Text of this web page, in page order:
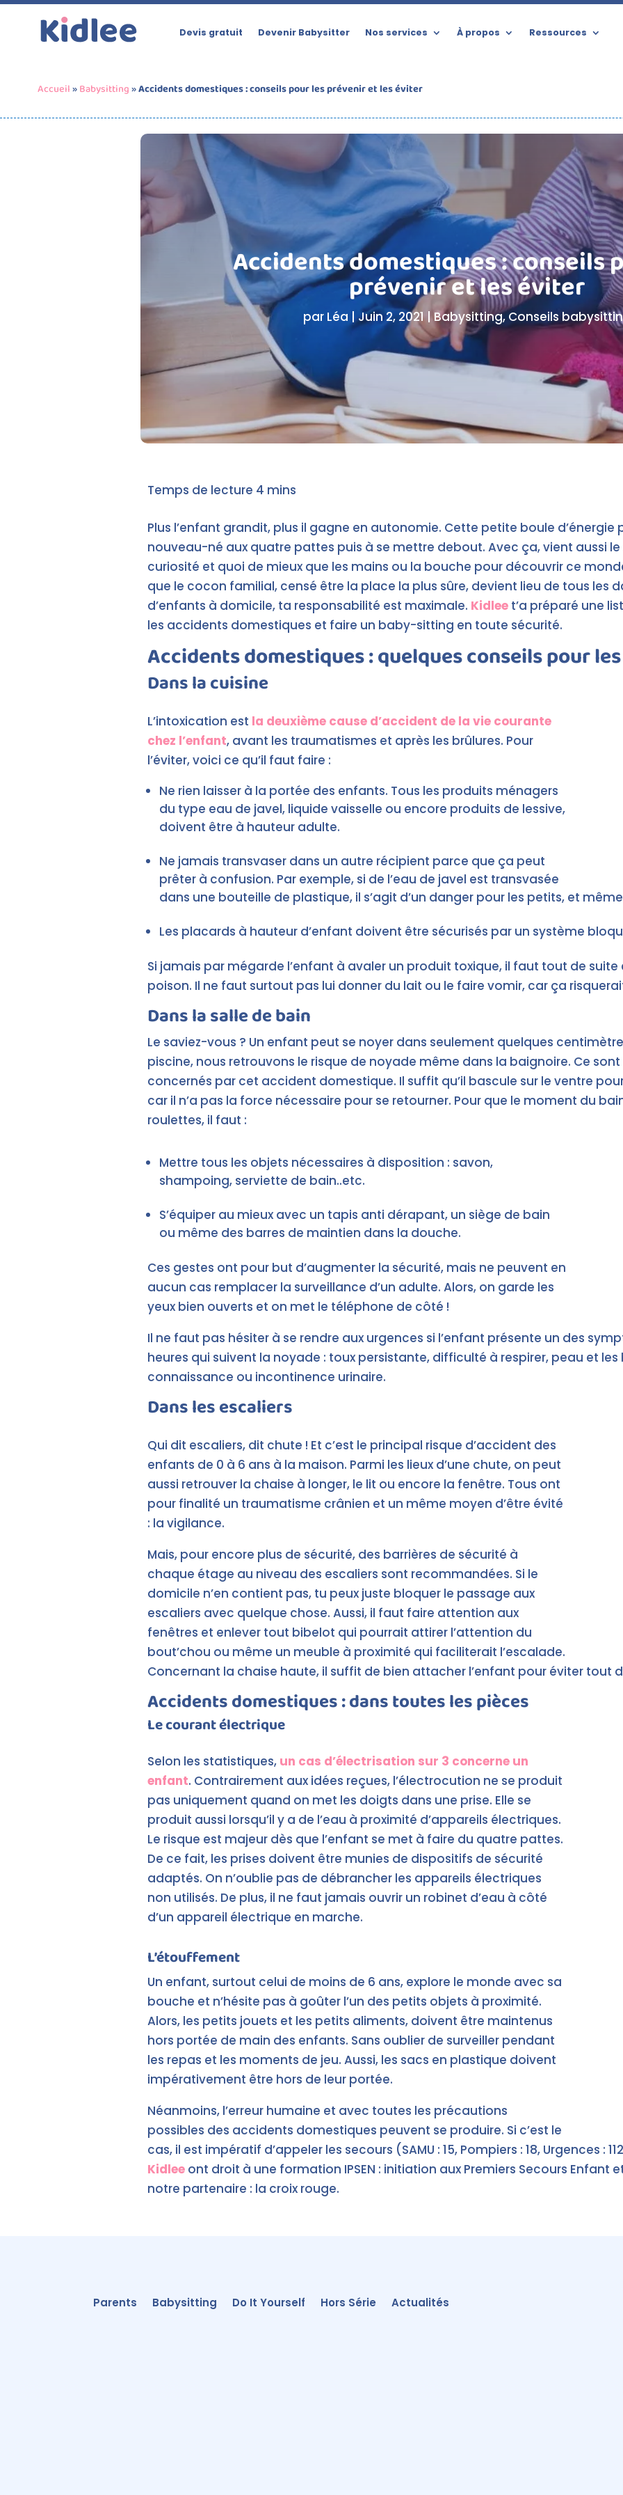
Devis gratuit Devenir Babysitter Nos services À propos Ressources
Accueil»Babysitting»Accidents domestiques : conseils pour les prévenir et les éviter
Accidents domestiques : conseils
prévenir et les éviter
par Léa |Juin 2, 2021|Babysitting,Conseils
Plus l’enfant grandit, plus il gagne en autonomie. Cette petite boule d’énergie
nouveau-né aux quatre pattes puis à se mettre debout. Avec ça, vient aussi
curiosité et quoi de mieux que les mains ou la bouche pour découvrir ce
que le cocon familial, censé être la place la plus sûre, devient lieu de tous les
d’enfants à domicile, ta responsabilité est maximale. Kidlee t’a préparé une
les accidents domestiques et faire un baby-sitting en toute sécurité.
Accidents domestiques : quelques conseils pour
Dans la cuisine
L’intoxication est la deuxième cause d’accident de la vie courante
chez l’enfant, avant les traumatismes et après les brûlures. Pour
l’éviter, voici ce qu’il faut faire :
Ne rien laisser à la portée des enfants. Tous les produits ménagers
du type eau de javel, liquide vaisselle ou encore produits de lessive,
doivent être à hauteur adulte.
Ne jamais transvaser dans un autre récipient parce que ça peut
prêter à confusion. Par exemple, si de l’eau de javel est transvasée
dans une bouteille de plastique, il s’agit d’un danger pour les petits, et
Les placards à hauteur d’enfant doivent être sécurisés par un système
Si jamais par mégarde l’enfant à avaler un produit toxique, il faut tout de
poison. Il ne faut surtout pas lui donner du lait ou le faire vomir, car ça
Dans la salle de bain
Le saviez-vous ? Un enfant peut se noyer dans seulement quelques
piscine, nous retrouvons le risque de noyade même dans la baignoire. Ce
concernés par cet accident domestique. Il suffit qu’il bascule sur le ventre
car il n’a pas la force nécessaire pour se retourner. Pour que le moment du
roulettes, il faut :
Mettre tous les objets nécessaires à disposition : savon,
shampoing, serviette de bain..etc.
S’équiper au mieux avec un tapis anti dérapant, un siège de bain
ou même des barres de maintien dans la douche.
Ces gestes ont pour but d’augmenter la sécurité, mais ne peuvent en
aucun cas remplacer la surveillance d’un adulte. Alors, on garde les
yeux bien ouverts et on met le téléphone de côté !
Il ne faut pas hésiter à se rendre aux urgences si l’enfant présente un des
heures qui suivent la noyade : toux persistante, difficulté à respirer, peau et
connaissance ou incontinence urinaire.
Dans les escaliers
Qui dit escaliers, dit chute ! Et c’est le principal risque d’accident des
enfants de 0 à 6 ans à la maison. Parmi les lieux d’une chute, on peut
aussi retrouver la chaise à longer, le lit ou encore la fenêtre. Tous ont
pour finalité un traumatisme crânien et un même moyen d’être évité
: la vigilance.
Mais, pour encore plus de sécurité, des barrières de sécurité à
chaque étage au niveau des escaliers sont recommandées. Si le
domicile n’en contient pas, tu peux juste bloquer le passage aux
escaliers avec quelque chose. Aussi, il faut faire attention aux
fenêtres et enlever tout bibelot qui pourrait attirer l’attention du
bout’chou ou même un meuble à proximité qui faciliterait l’escalade.
Concernant la chaise haute, il suffit de bien attacher l’enfant pour éviter tout
Accidents domestiques : dans toutes les pièces
Le courant électrique
Selon les statistiques, un cas d’électrisation sur 3 concerne un
enfant. Contrairement aux idées reçues, l’électrocution ne se produit
pas uniquement quand on met les doigts dans une prise. Elle se
produit aussi lorsqu’il y a de l’eau à proximité d’appareils électriques.
Le risque est majeur dès que l’enfant se met à faire du quatre pattes.
De ce fait, les prises doivent être munies de dispositifs de sécurité
adaptés. On n’oublie pas de débrancher les appareils électriques
non utilisés. De plus, il ne faut jamais ouvrir un robinet d’eau à côté
d’un appareil électrique en marche.
L’étouffement
Un enfant, surtout celui de moins de 6 ans, explore le monde avec sa
bouche et n’hésite pas à goûter l’un des petits objets à proximité.
Alors, les petits jouets et les petits aliments, doivent être maintenus
hors portée de main des enfants. Sans oublier de surveiller pendant
les repas et les moments de jeu. Aussi, les sacs en plastique doivent
impérativement être hors de leur portée.
Néanmoins, l’erreur humaine et avec toutes les précautions
possibles des accidents domestiques peuvent se produire. Si c’est le
cas, il est impératif d’appeler les secours (SAMU : 15, Pompiers : 18, Urgences :
Kidlee ont droit à une formation IPSEN : initiation aux Premiers Secours Enfant
notre partenaire : la croix rouge.
Parents Babysitting Do It Yourself Hors Série Actualités